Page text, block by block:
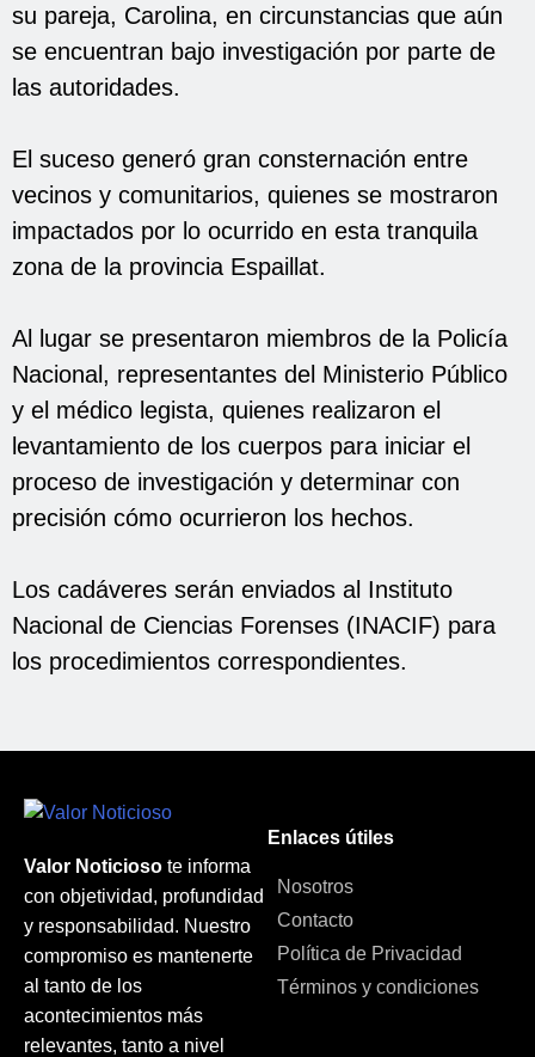
su pareja, Carolina, en circunstancias que aún
se encuentran bajo investigación por parte de
las autoridades.
El suceso generó gran consternación entre
vecinos y comunitarios, quienes se mostraron
impactados por lo ocurrido en esta tranquila
zona de la provincia Espaillat.
Al lugar se presentaron miembros de la Policía
Nacional, representantes del Ministerio Público
y el médico legista, quienes realizaron el
levantamiento de los cuerpos para iniciar el
proceso de investigación y determinar con
precisión cómo ocurrieron los hechos.
Los cadáveres serán enviados al Instituto
Nacional de Ciencias Forenses (INACIF) para
los procedimientos correspondientes.
Valor Noticioso te informa
con objetividad, profundidad
y responsabilidad. Nuestro
compromiso es mantenerte
al tanto de los
acontecimientos más
relevantes, tanto a nivel
Enlaces útiles
Nosotros
Contacto
Política de Privacidad
Términos y condiciones